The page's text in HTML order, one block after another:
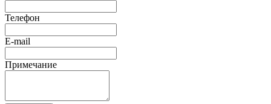
Телефон
E-mail
Примечание